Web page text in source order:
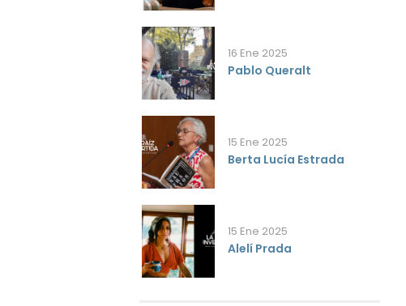
16 Ene 2025
Pablo Queralt
15 Ene 2025
Berta Lucía Estrada
15 Ene 2025
Alelí Prada